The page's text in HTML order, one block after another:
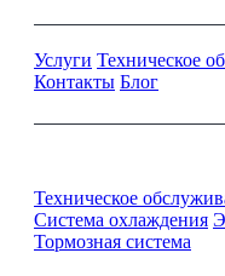
Услуги Техническое
Контакты Блог
Техническое
Система охлаждения
Тормозная система